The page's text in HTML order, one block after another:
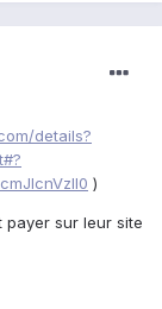
details?
)
payer sur leur site